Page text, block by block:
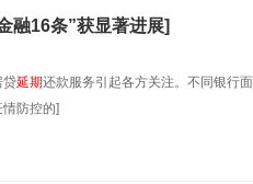
融16条”获显著进展]
贷延期还款服务引起各方关注。不同银行
防控的]